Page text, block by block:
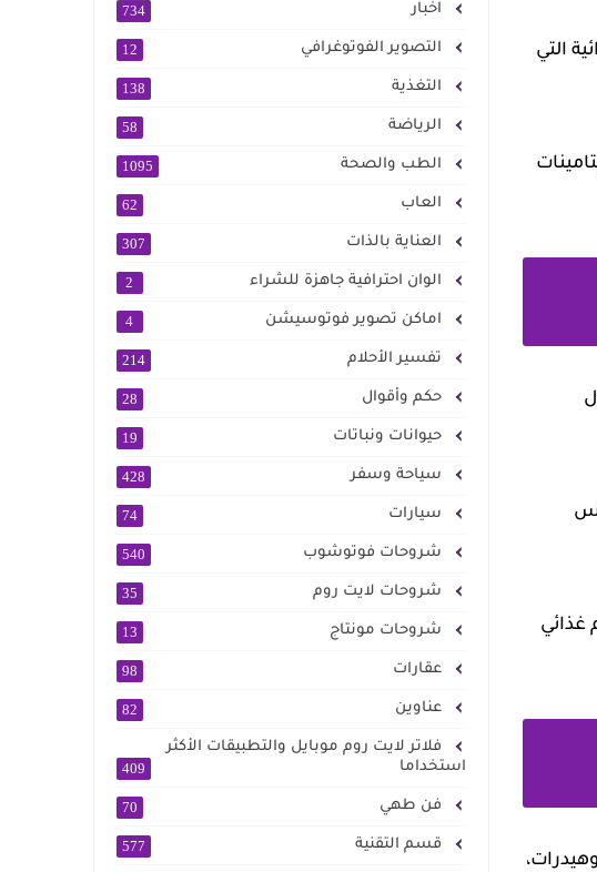
التي
غذائي
اخبار 734
التصوير الفوتوغرافي 12
التغذية 138
الرياضة 58
الطب والصحة 1095
العاب 62
العناية بالذات 307
الوان احترافية جاهزة للشراء 2
اماكن تصوير فوتوسيشن 4
تفسير الأحلام 214
حكم وأقوال 28
حيوانات ونباتات 19
سياحة وسفر 428
سيارات 74
شروحات فوتوشوب 540
شروحات لايت روم 35
شروحات مونتاج 13
عقارات 98
عناوين 82
فلاتر لايت روم موبايل والتطبيقات الأكثر
استخداما
409
فن طهي 70
قسم التقنية 577